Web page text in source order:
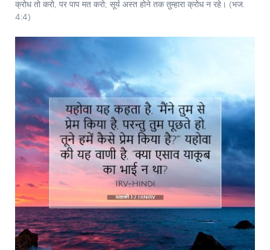
क्रोध तो करो, पर पाप मत करो; सूर्य अस्त होने तक तुम्हारा क्रोध न रहे। (भज.
4:4)